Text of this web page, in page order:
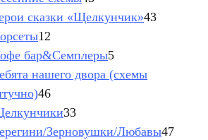
товара
сказки «Щелкунчик»4343
12
товаров
бар&Семплеры55
товаров
нашего двора (схемы
4646
товаров
3333
товара
Зерновушки/Любавы4747